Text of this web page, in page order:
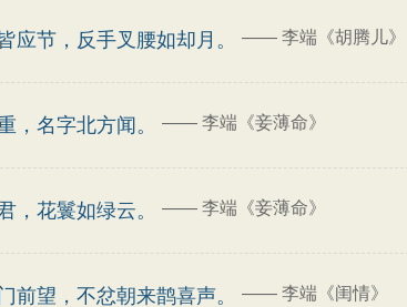
应节，反手叉腰如却月。 —— 李端《胡腾儿》
，名字北方闻。 —— 李端《妾薄命》
，花鬟如绿云。 —— 李端《妾薄命》
前望，不忿朝来鹊喜声。 —— 李端《闺情》